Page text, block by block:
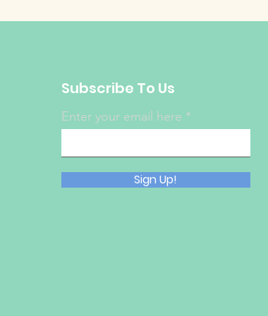
Subscribe To Us
Enter your email here
Sign Up!